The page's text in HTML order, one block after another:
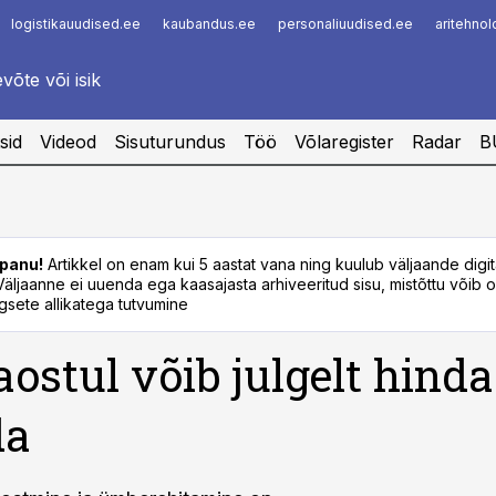
logistikauudised.ee kaubandus.ee personaliuudised.ee
Infopank
Videod Sisuturundus Töö Võlaregister Radar
Artikkel on enam kui 5 aastat vana ning kuulub väljaande
ei uuenda ega kaasajasta arhiveeritud sisu, mistõttu võib
allikatega tutvumine
võib julgelt hinda